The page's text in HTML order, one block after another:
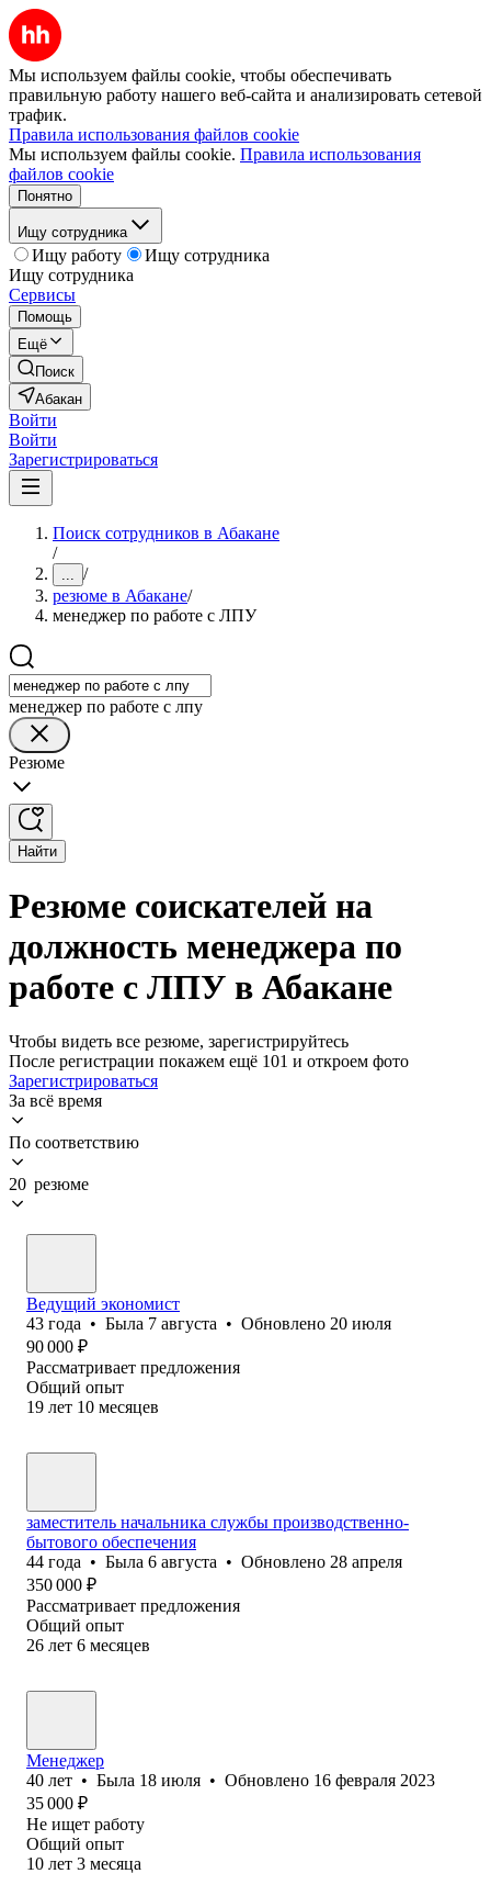
Мы используем файлы cookie, чтобы обеспечивать
правильную работу нашего веб-сайта и анализировать сетевой
трафик.
Правила использования файлов cookie
Мы используем файлы cookie. Правила использования
файлов cookie
Понятно
Ищу сотрудника
Ищу работу
Ищу сотрудника
Ищу сотрудника
Сервисы
Помощь
Ещё
Поиск
Абакан
Войти
Войти
Зарегистрироваться
Поиск сотрудников в Абакане
/
... /
резюме в Абакане/
менеджер по работе с ЛПУ
менеджер по работе с лпу
Резюме
Найти
Резюме соискателей на
должность менеджера по
работе с ЛПУ в Абакане
Чтобы видеть все резюме, зарегистрируйтесь
После регистрации покажем ещё 101 и откроем фото
Зарегистрироваться
За всё время
По соответствию
20 резюме
Ведущий экономист
43 года • Была 7 августа • Обновлено 20 июля
90 000 ₽
Рассматривает предложения
Общий опыт
19 лет 10 месяцев
заместитель начальника службы производственно-
бытового обеспечения
44 года • Была 6 августа • Обновлено 28 апреля
350 000 ₽
Рассматривает предложения
Общий опыт
26 лет 6 месяцев
Менеджер
40 лет • Была 18 июля • Обновлено 16 февраля 2023
35 000 ₽
Не ищет работу
Общий опыт
10 лет 3 месяца